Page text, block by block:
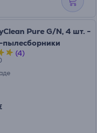
Pure G/N, 4 шт. -
(4)